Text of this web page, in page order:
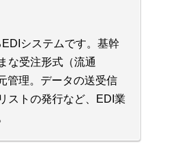
システムです。基幹
な受注形式（流通
管理。データの送受信
ストの発行など、EDI業